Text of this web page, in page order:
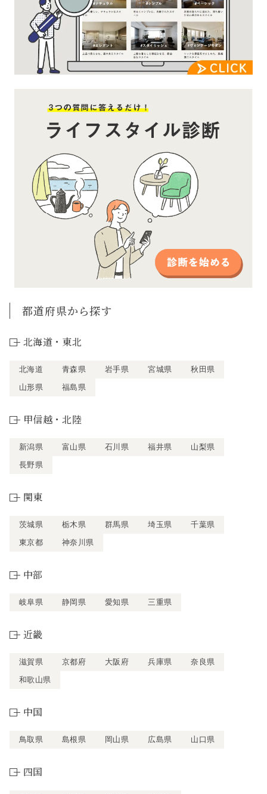
都道府県から探す
北海道・東北
北海道 青森県 岩手県 宮城県
秋田県
山形県
福島県
甲信越・北陸
新潟県 富山県 石川県 福井県
山梨県
長野県
関東
茨城県 栃木県 群馬県 埼玉県
千葉県
東京都
神奈川県
中部
岐阜県 静岡県 愛知県 三重県
近畿
滋賀県 京都府 大阪府 兵庫県
奈良県
和歌山県
中国
鳥取県 島根県 岡山県 広島県 山口県
四国